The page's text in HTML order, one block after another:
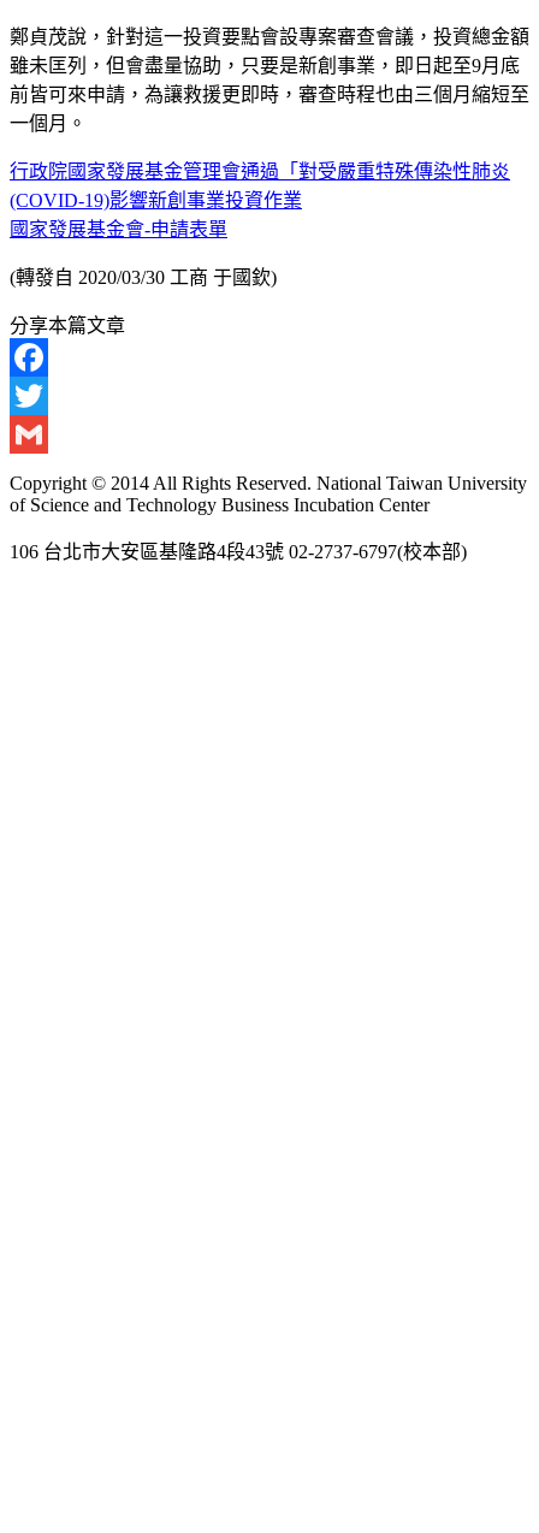
鄭貞茂說，針對這一投資要點會設專案審查會議，投資總金額
雖未匡列，但會盡量協助，只要是新創事業，即日起至9月底
前皆可來申請，為讓救援更即時，審查時程也由三個月縮短至
一個月。
行政院國家發展基金管理會通過「對受嚴重特殊傳染性肺炎
(COVID-19)影響新創事業投資作業
國家發展基金會-申請表單
(轉發自 2020/03/30 工商 于國欽)
分享本篇文章
Facebook
Twitter
Gmail
Copyright © 2014 All Rights Reserved. National Taiwan University
of Science and Technology Business Incubation Center
106 台北市大安區基隆路4段43號 02-2737-6797(校本部)